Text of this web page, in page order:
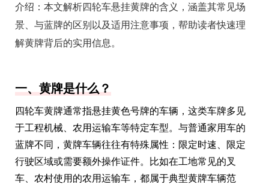
介绍： 本文解析四轮车悬挂黄牌的含义，涵盖其常见场
景、与蓝牌的区别以及适用注意事项，帮助读者快速理
解黄牌背后的实用信息。
一、黄牌是什么？
四轮车黄牌通常指悬挂黄色号牌的车辆，这类车牌多见
于工程机械、农用运输车等特定车型。与普通家用车的
蓝牌不同，黄牌车辆往往有特殊属性：限定时速、限定
行驶区域或需要额外操作证件。比如在工地常见的叉
车、农村使用的农用运输车，都属于典型黄牌车辆范